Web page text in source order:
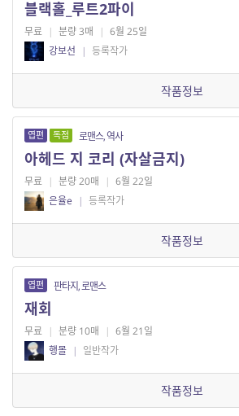
블랙홀_루트2파이
무료 | 분량 3매 | 6월 25일
강보선
| 등록작가
작품정보
엽편 독점 로맨스, 역사
아헤드 지 코리 (자살금지)
무료 | 분량 20매 | 6월 22일
은율e
| 등록작가
작품정보
엽편 판타지, 로맨스
재회
무료 | 분량 10매 | 6월 21일
행몰 | 일반작가
작품정보